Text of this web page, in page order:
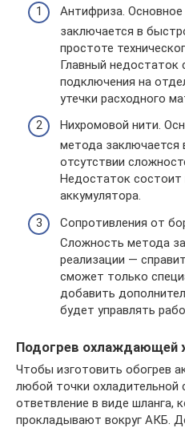
Антифриза.
заключается в
простоте
Главный недостаток
подключения на
утечки расходного
Нихромовой нити.
метода заключается
отсутствии
Недостаток состоит
аккумулятора.
Сопротивления от
Сложность метода
реализации —
сможет только
добавить
будет управлять
Подогрев охлаждающей
Чтобы изготовить обогрев
любой точки
ответвление в виде шланга,
прокладывают вокруг АКБ.